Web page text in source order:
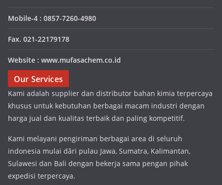
Mobile-4 : 0857-7260-4980
Fax. 021-22179178
Website : www.mufasachem.co.id
Our Services
Kami adalah supplier dan distributor bahan kimia terpercaya
khusus untuk kebutuhan berbagai macam industri dengan
harga jual dan kualitas terbaik dan paling kompetitif.
Kami melayani pengiriman berbagai area di seluruh
indonesia mulai dări pulau Jawa, Sumatra, Kalimantan,
Sulawesi dan Bali dengan bekerja sama pengan pihak
expedisi terpercaya.